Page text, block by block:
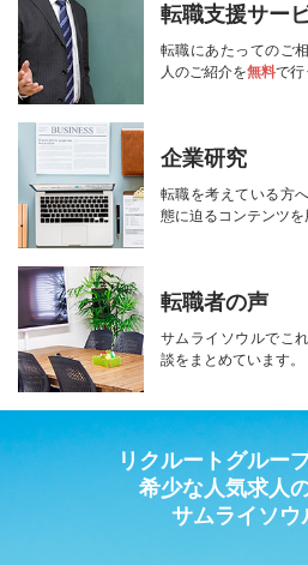
転職支援サー
転職にあたってのご
人のご紹介を無料で行
企業研究
転職を考えている方へ
態に迫るコンテンツを
転職者の声
サムライソウルでこ
談をまとめています。
リクルートグルー
希少な人気求人
サムライソウ